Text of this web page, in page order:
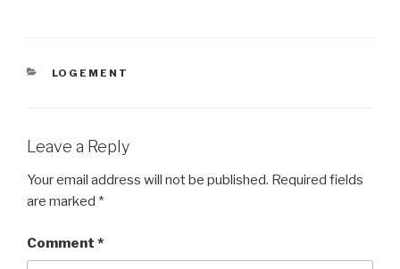
CATEGORIES
LOGEMENT
Leave a Reply
Your email address will not be published. Required fields
are marked *
Comment *